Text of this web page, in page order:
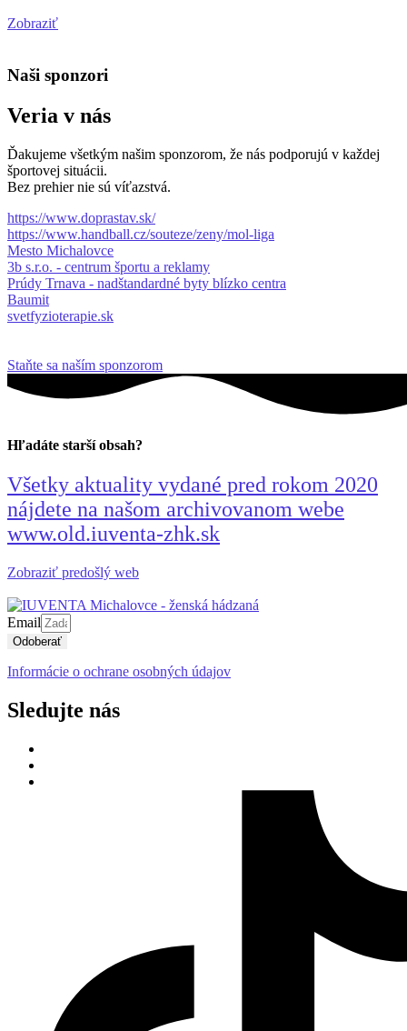
Zobraziť
Naši sponzori
Veria v nás
Ďakujeme všetkým našim sponzorom, že nás podporujú v každej
športovej situácii.
Bez prehier nie sú víťazstvá.
https://www.doprastav.sk/
https://www.handball.cz/souteze/zeny/mol-liga
Mesto Michalovce
3b s.r.o. - centrum športu a reklamy
Prúdy Trnava - nadštandardné byty blízko centra
Baumit
svetfyzioterapie.sk
Staňte sa naším sponzorom
Hľadáte starší obsah?
Všetky aktuality vydané pred rokom 2020
nájdete na našom archivovanom webe
www.old.iuventa-zhk.sk
Zobraziť predošlý web
Email
Odoberať
Informácie o ochrane osobných údajov
Sledujte nás